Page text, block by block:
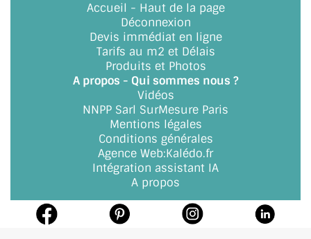
Accueil - Haut de la page
Déconnexion
Devis immédiat en ligne
Tarifs au m2 et Délais
Produits et Photos
A propos - Qui sommes nous ?
Vidéos
NNPP Sarl SurMesure Paris
Mentions légales
Conditions générales
Agence Web:Kalédo.fr
Intégration assistant IA
A propos